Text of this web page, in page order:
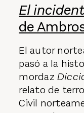
El
de
El autor
pasó a la
mordaz
relato de
Civil